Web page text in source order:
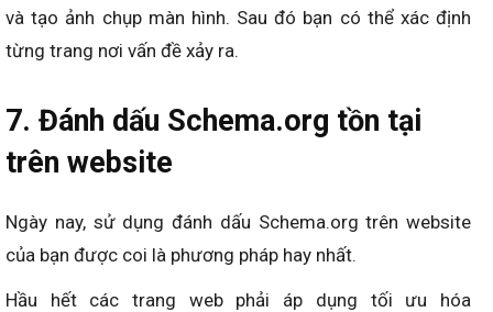
và tạo ảnh chụp màn hình. Sau đó bạn có thể xác định
từng trang nơi vấn đề xảy ra.
7. Đánh dấu Schema.org tồn tại
trên website
Ngày nay, sử dụng đánh dấu Schema.org trên website
của bạn được coi là phương pháp hay nhất.
Hầu hết các trang web phải áp dụng tối ưu hóa